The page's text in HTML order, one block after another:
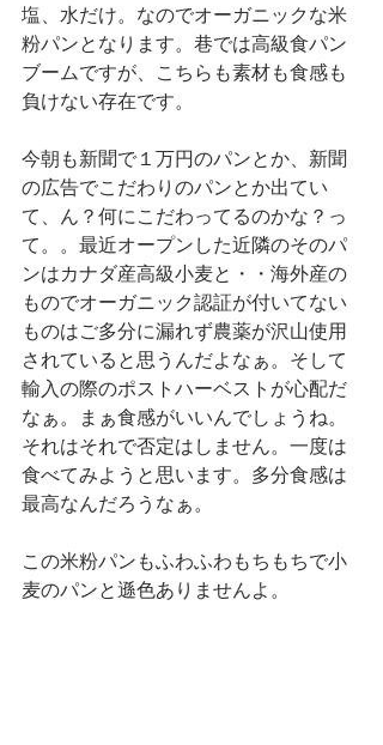
塩、水だけ。なのでオーガニックな米
粉パンとなります。巷では高級食パン
ブームですが、こちらも素材も食感も
負けない存在です。
今朝も新聞で１万円のパンとか、新聞
の広告でこだわりのパンとか出てい
て、ん？何にこだわってるのかな？っ
て。。最近オープンした近隣のそのパ
ンはカナダ産高級小麦と・・海外産の
ものでオーガニック認証が付いてない
ものはご多分に漏れず農薬が沢山使用
されていると思うんだよなぁ。そして
輸入の際のポストハーベストが心配だ
なぁ。まぁ食感がいいんでしょうね。
それはそれで否定はしません。一度は
食べてみようと思います。多分食感は
最高なんだろうなぁ。
この米粉パンもふわふわもちもちで小
麦のパンと遜色ありませんよ。